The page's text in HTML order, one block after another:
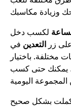
لكسب دخل
زر التعدينفي
باختيار
حتى كسب
بشكل صحيح